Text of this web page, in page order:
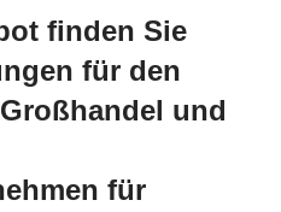
finden Sie
für den
und
für